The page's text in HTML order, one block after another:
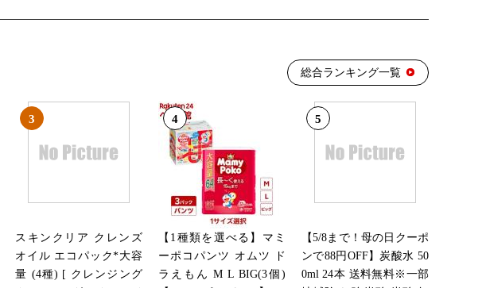
総合ランキング一覧
3
スキンクリア クレンズ
オイル エコパック*大容
量 (4種) [ クレンジング
4
【1種類を選べる】マミ
ーポコパンツ オムツ ド
ラえもん M L BIG(3個)
5
【5/8まで！母の日クーポ
ンで88円OFF】炭酸水 50
0ml 24本 送料無料※一部